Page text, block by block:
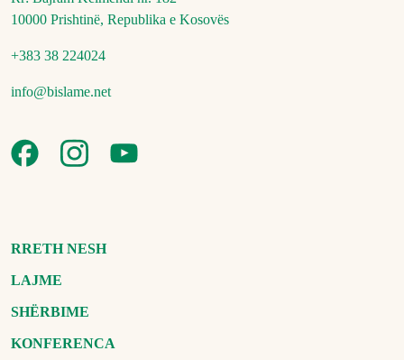
10000 Prishtinë, Republika e Kosovës
+383 38 224024
info@bislame.net
RRETH NESH
LAJME
SHËRBIME
KONFERENCA